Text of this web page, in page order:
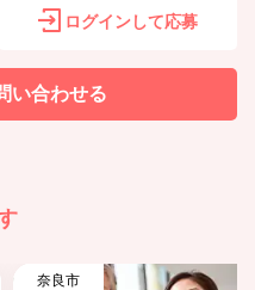
ログインして応募
い合わせる
奈良市